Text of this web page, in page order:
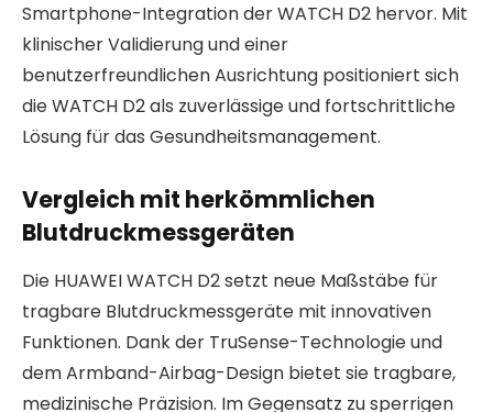
Smartphone-Integration der WATCH D2 hervor. Mit
klinischer Validierung und einer
benutzerfreundlichen Ausrichtung positioniert sich
die WATCH D2 als zuverlässige und fortschrittliche
Lösung für das Gesundheitsmanagement.
Vergleich mit herkömmlichen
Blutdruckmessgeräten
Die HUAWEI WATCH D2 setzt neue Maßstäbe für
tragbare Blutdruckmessgeräte mit innovativen
Funktionen. Dank der TruSense-Technologie und
dem Armband-Airbag-Design bietet sie tragbare,
medizinische Präzision. Im Gegensatz zu sperrigen